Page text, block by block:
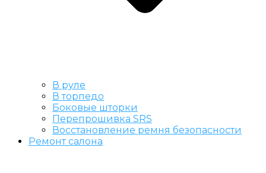
В руле
В торпедо
Боковые шторки
Перепрошивка SRS
Восстановление ремня безопасности
Ремонт салона